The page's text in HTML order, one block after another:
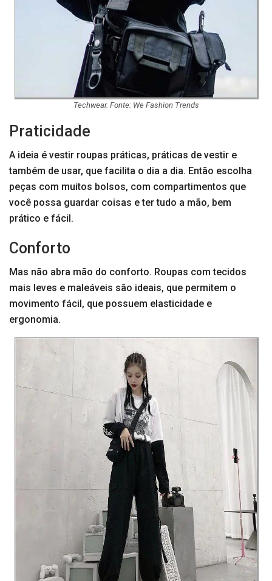
Techwear. Fonte: We Fashion Trends
Praticidade
A ideia é vestir roupas práticas, práticas de vestir e
também de usar, que facilita o dia a dia. Então escolha
peças com muitos bolsos, com compartimentos que
você possa guardar coisas e ter tudo a mão, bem
prático e fácil.
Conforto
Mas não abra mão do conforto. Roupas com tecidos
mais leves e maleáveis são ideais, que permitem o
movimento fácil, que possuem elasticidade e
ergonomia.